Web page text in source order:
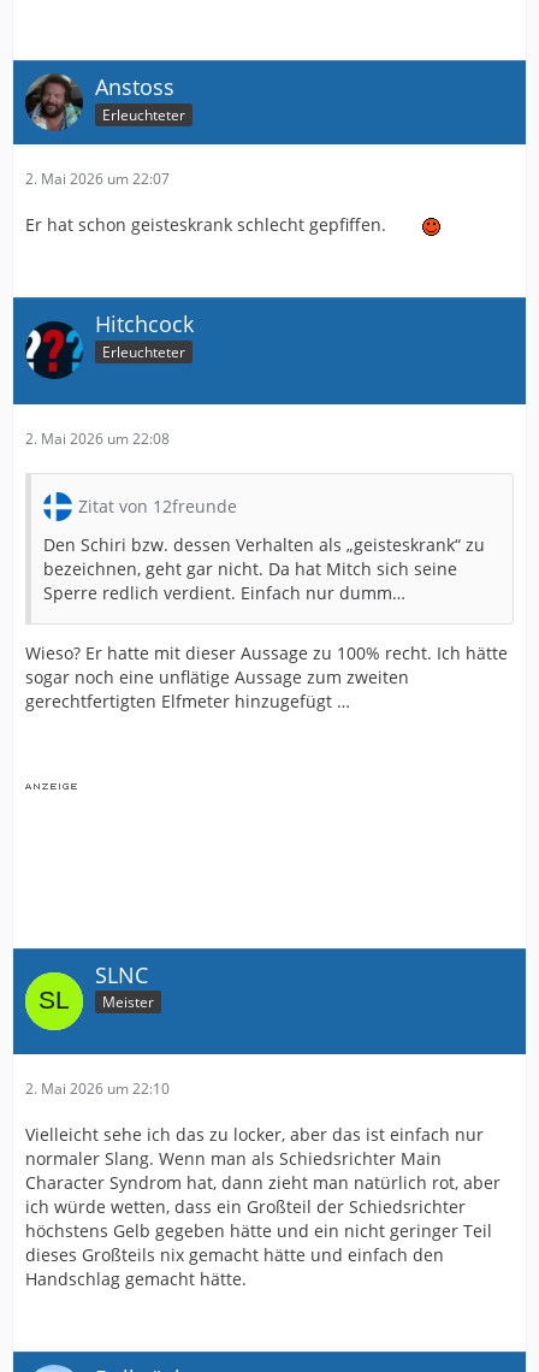
Anstoss
Erleuchteter
2. Mai 2026 um 22:07
Er hat schon geisteskrank schlecht gepfiffen.
Hitchcock
Erleuchteter
2. Mai 2026 um 22:08
Zitat von 12freunde
Den Schiri bzw. dessen Verhalten als „geisteskrank“ zu
bezeichnen, geht gar nicht. Da hat Mitch sich seine
Sperre redlich verdient. Einfach nur dumm…
Wieso? Er hatte mit dieser Aussage zu 100% recht. Ich hätte
sogar noch eine unflätige Aussage zum zweiten
gerechtfertigten Elfmeter hinzugefügt …
SLNC
Meister
2. Mai 2026 um 22:10
Vielleicht sehe ich das zu locker, aber das ist einfach nur
normaler Slang. Wenn man als Schiedsrichter Main
Character Syndrom hat, dann zieht man natürlich rot, aber
ich würde wetten, dass ein Großteil der Schiedsrichter
höchstens Gelb gegeben hätte und ein nicht geringer Teil
dieses Großteils nix gemacht hätte und einfach den
Handschlag gemacht hätte.